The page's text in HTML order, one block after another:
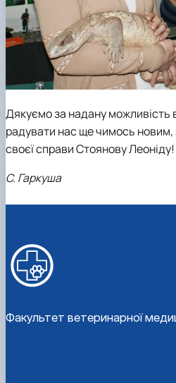
Дякуємо за надану можливість
радувати нас ще чимось
своєї справи Стоянову Леоніду!
С. Гаркуша
Факультет ветеринарної